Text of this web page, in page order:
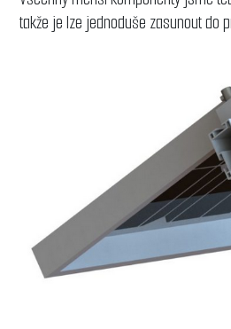
takže je lze jednoduše zasunout do